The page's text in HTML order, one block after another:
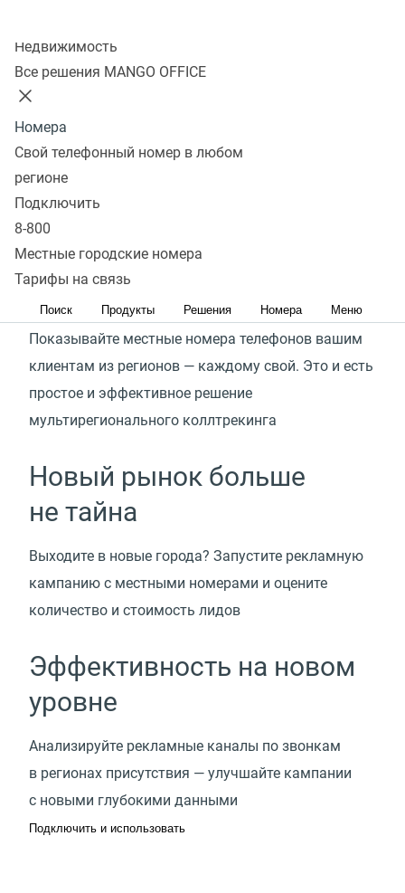
Недвижимость
Все решения MANGO OFFICE
Номера
Свой телефонный номер в любом
регионе
Подключить
8-800
Местные городские номера
Тарифы на связь
Поиск Продукты Решения Номера Меню
Новые возможности вашего
бизнеса
Работаете по всей России или только собираетесь
выходить в регионы? Используйте функционал
мультирегионального коллтрекинга по максимуму
Ближе к клиенту
Показывайте местные номера телефонов вашим
клиентам из регионов — каждому свой. Это и есть
простое и эффективное решение
мультирегионального коллтрекинга
Новый рынок больше
не тайна
Выходите в новые города? Запустите рекламную
кампанию с местными номерами и оцените
количество и стоимость лидов
Эффективность на новом
уровне
Анализируйте рекламные каналы по звонкам
в регионах присутствия — улучшайте кампании
с новыми глубокими данными
Подключить и использовать